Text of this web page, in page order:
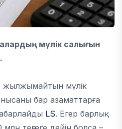
мүлік салығын
жылжымайтын мүлік
бар азаматтарға
LS. Егер барлық